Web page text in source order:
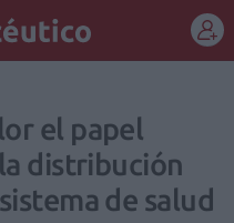
el papel
distribución
de salud